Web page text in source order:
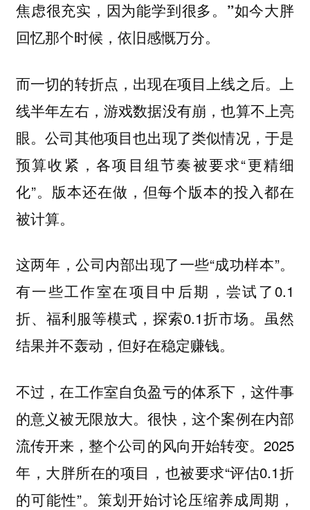
焦虑很充实，因为能学到很多。”如今大胖
回忆那个时候，依旧感慨万分。
而一切的转折点，出现在项目上线之后。上
线半年左右，游戏数据没有崩，也算不上亮
眼。公司其他项目也出现了类似情况，于是
预算收紧，各项目组节奏被要求“更精细
化”。版本还在做，但每个版本的投入都在
被计算。
这两年，公司内部出现了一些“成功样本”。
有一些工作室在项目中后期，尝试了0.1
折、福利服等模式，探索0.1折市场。虽然
结果并不轰动，但好在稳定赚钱。
不过，在工作室自负盈亏的体系下，这件事
的意义被无限放大。很快，这个案例在内部
流传开来，整个公司的风向开始转变。2025
年，大胖所在的项目，也被要求“评估0.1折
的可能性”。策划开始讨论压缩养成周期，